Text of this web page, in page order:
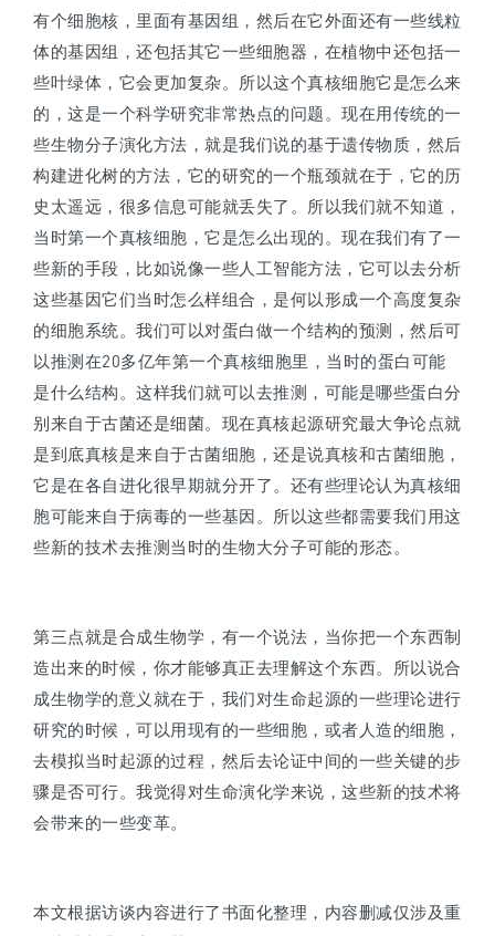
有个细胞核，里面有基因组，然后在它外面还有一些线粒
体的基因组，还包括其它一些细胞器，在植物中还包括一
些叶绿体，它会更加复杂。所以这个真核细胞它是怎么来
的，这是一个科学研究非常热点的问题。现在用传统的一
些生物分子演化方法，就是我们说的基于遗传物质，然后
构建进化树的方法，它的研究的一个瓶颈就在于，它的历
史太遥远，很多信息可能就丢失了。所以我们就不知道，
当时第一个真核细胞，它是怎么出现的。现在我们有了一
些新的手段，比如说像一些人工智能方法，它可以去分析
这些基因它们当时怎么样组合，是何以形成一个高度复杂
的细胞系统。我们可以对蛋白做一个结构的预测，然后可
以推测在20多亿年第一个真核细胞里，当时的蛋白可能
是什么结构。这样我们就可以去推测，可能是哪些蛋白分
别来自于古菌还是细菌。现在真核起源研究最大争论点就
是到底真核是来自于古菌细胞，还是说真核和古菌细胞，
它是在各自进化很早期就分开了。还有些理论认为真核细
胞可能来自于病毒的一些基因。所以这些都需要我们用这
些新的技术去推测当时的生物大分子可能的形态。
第三点就是合成生物学，有一个说法，当你把一个东西制
造出来的时候，你才能够真正去理解这个东西。所以说合
成生物学的意义就在于，我们对生命起源的一些理论进行
研究的时候，可以用现有的一些细胞，或者人造的细胞，
去模拟当时起源的过程，然后去论证中间的一些关键的步
骤是否可行。我觉得对生命演化学来说，这些新的技术将
会带来的一些变革。
本文根据访谈内容进行了书面化整理，内容删减仅涉及重